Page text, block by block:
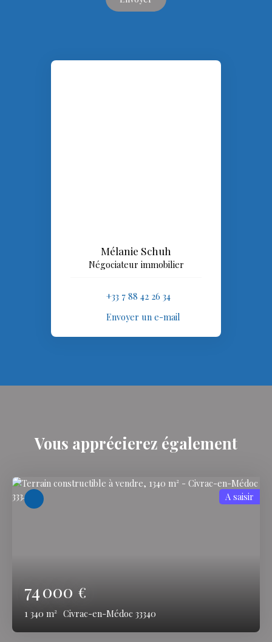
Mélanie Schuh
Négociateur immobilier
+33 7 88 42 26 34
Envoyer un e-mail
Vous apprécierez également
74 000 €
1 340 m² Civrac-en-Médoc 33340
A saisir